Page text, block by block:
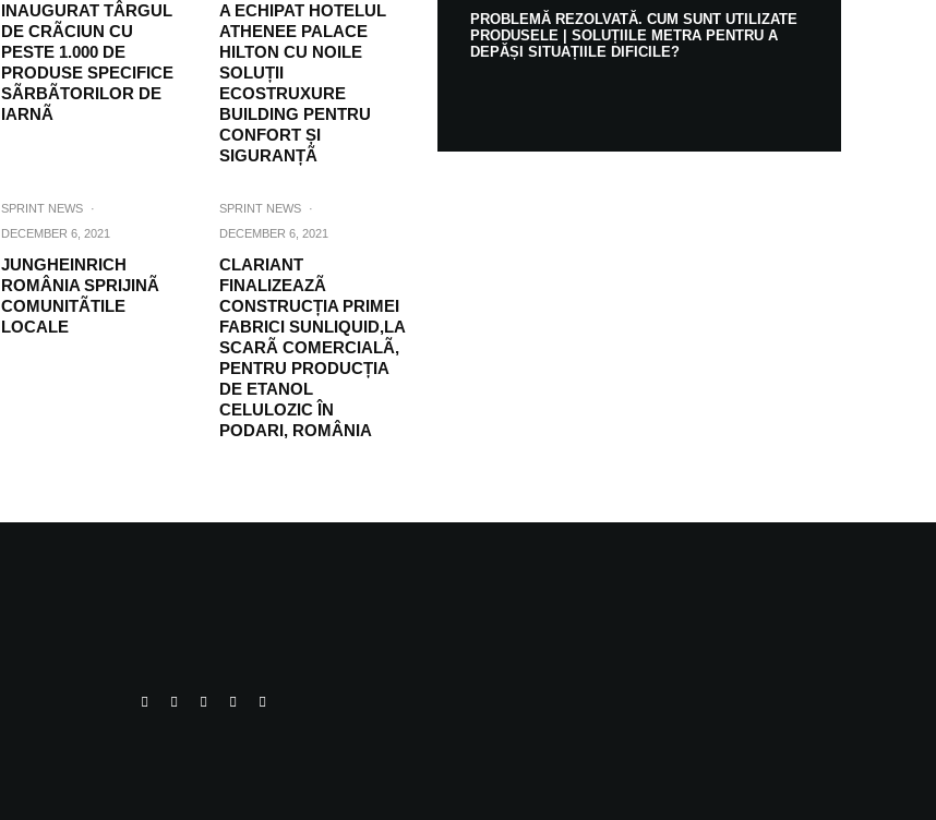
INAUGURAT TÂRGUL
DE CRÃCIUN CU
PESTE 1.000 DE
PRODUSE SPECIFICE
SÃRBÃTORILOR DE
IARNÃ
A ECHIPAT HOTELUL
ATHENEE PALACE
HILTON CU NOILE
SOLUȚII
ECOSTRUXURE
BUILDING PENTRU
CONFORT ȘI
SIGURANȚÃ
SPRINT NEWS
·
DECEMBER 6, 2021
JUNGHEINRICH
ROMÂNIA SPRIJINÃ
COMUNITÃTILE
LOCALE
SPRINT NEWS
·
DECEMBER 6, 2021
CLARIANT
FINALIZEAZÃ
CONSTRUCȚIA PRIMEI
FABRICI SUNLIQUID,LA
SCARÃ COMERCIALÃ,
PENTRU PRODUCȚIA
DE ETANOL
CELULOZIC ÎN
PODARI, ROMÂNIA
PROBLEMĂ REZOLVATĂ. CUM SUNT UTILIZATE
PRODUSELE | SOLUȚIILE METRA PENTRU A
DEPĂȘI SITUAȚIILE DIFICILE?